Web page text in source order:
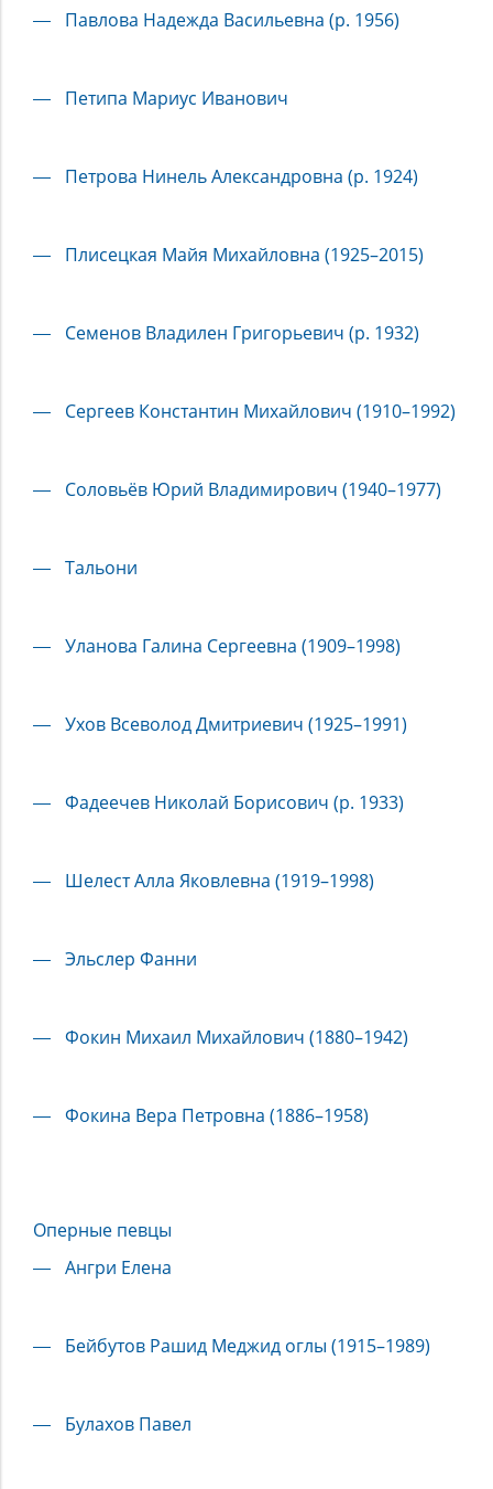
Павлова Надежда Васильевна (р. 1956)
Петипа Мариус Иванович
Петрова Нинель Александровна (р. 1924)
Плисецкая Майя Михайловна (1925–2015)
Семенов Владилен Григорьевич (р. 1932)
Сергеев Константин Михайлович (1910–1992)
Соловьёв Юрий Владимирович (1940–1977)
Тальони
Уланова Галина Сергеевна (1909–1998)
Ухов Всеволод Дмитриевич (1925–1991)
Фадеечев Николай Борисович (р. 1933)
Шелест Алла Яковлевна (1919–1998)
Эльслер Фанни
Фокин Михаил Михайлович (1880–1942)
Фокина Вера Петровна (1886–1958)
Оперные певцы
Ангри Елена
Бейбутов Рашид Меджид оглы (1915–1989)
Булахов Павел